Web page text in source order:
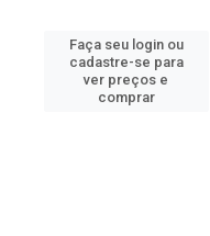
Faça seu login ou
cadastre-se para
ver preços e
comprar